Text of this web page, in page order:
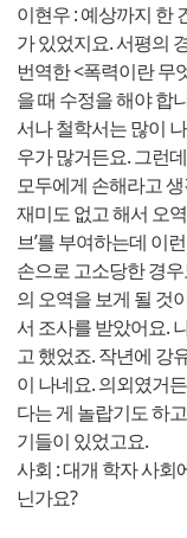
이현우 : 예상까지 한
가 있었지요. 서평의
번역한 <폭력이란 무
을 때 수정을 해야 합
서나 철학서는 많이
우가 많거든요. 그런
모두에게 손해라고
재미도 없고 해서 오
브’를 부여하는데 이
손으로 고소당한 경
의 오역을 보게 될 것
서 조사를 받았어요.
고 했었죠. 작년에 강
이 나네요. 의외였거
다는 게 놀랍기도 하
기들이 있었고요.
사회 : 대개 학자 사회
닌가요?